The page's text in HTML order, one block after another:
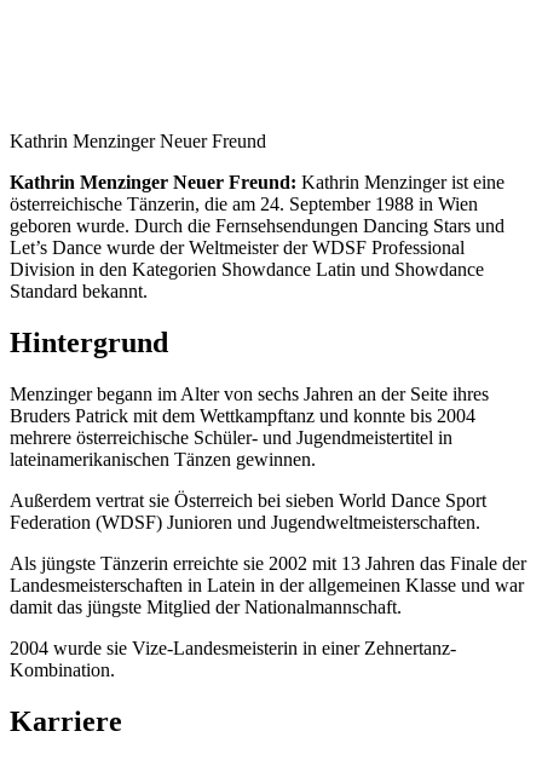
Kathrin Menzinger Neuer Freund
Kathrin Menzinger Neuer Freund: Kathrin Menzinger ist eine
österreichische Tänzerin, die am 24. September 1988 in Wien
geboren wurde. Durch die Fernsehsendungen Dancing Stars und
Let’s Dance wurde der Weltmeister der WDSF Professional
Division in den Kategorien Showdance Latin und Showdance
Standard bekannt.
Hintergrund
Menzinger begann im Alter von sechs Jahren an der Seite ihres
Bruders Patrick mit dem Wettkampftanz und konnte bis 2004
mehrere österreichische Schüler- und Jugendmeistertitel in
lateinamerikanischen Tänzen gewinnen.
Außerdem vertrat sie Österreich bei sieben World Dance Sport
Federation (WDSF) Junioren und Jugendweltmeisterschaften.
Als jüngste Tänzerin erreichte sie 2002 mit 13 Jahren das Finale der
Landesmeisterschaften in Latein in der allgemeinen Klasse und war
damit das jüngste Mitglied der Nationalmannschaft.
2004 wurde sie Vize-Landesmeisterin in einer Zehnertanz-
Kombination.
Karriere